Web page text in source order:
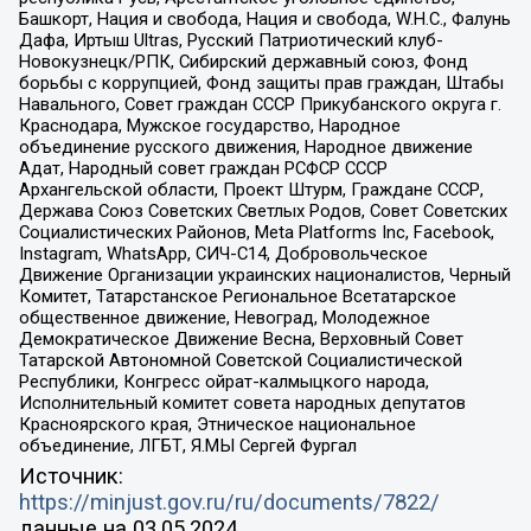
Башкорт, Нация и свобода, Нация и свобода, W.H.С., Фалунь
Дафа, Иртыш Ultras, Русский Патриотический клуб-
Новокузнецк/РПК, Сибирский державный союз, Фонд
борьбы с коррупцией, Фонд защиты прав граждан, Штабы
Навального, Совет граждан СССР Прикубанского округа г.
Краснодара, Мужское государство, Народное
объединение русского движения, Народное движение
Адат, Народный совет граждан РСФСР СССР
Архангельской области, Проект Штурм, Граждане СССР,
Держава Союз Советских Светлых Родов, Совет Советских
Социалистических Районов, Meta Platforms Inc, Facebook,
Instagram, WhatsApp, СИЧ-С14, Добровольческое
Движение Организации украинских националистов, Черный
Комитет, Татарстанское Региональное Всетатарское
общественное движение, Невоград, Молодежное
Демократическое Движение Весна, Верховный Совет
Татарской Автономной Советской Социалистической
Республики, Конгресс ойрат-калмыцкого народа,
Исполнительный комитет совета народных депутатов
Красноярского края, Этническое национальное
объединение, ЛГБТ, Я.МЫ Сергей Фургал
Источник:
https://minjust.gov.ru/ru/documents/7822/